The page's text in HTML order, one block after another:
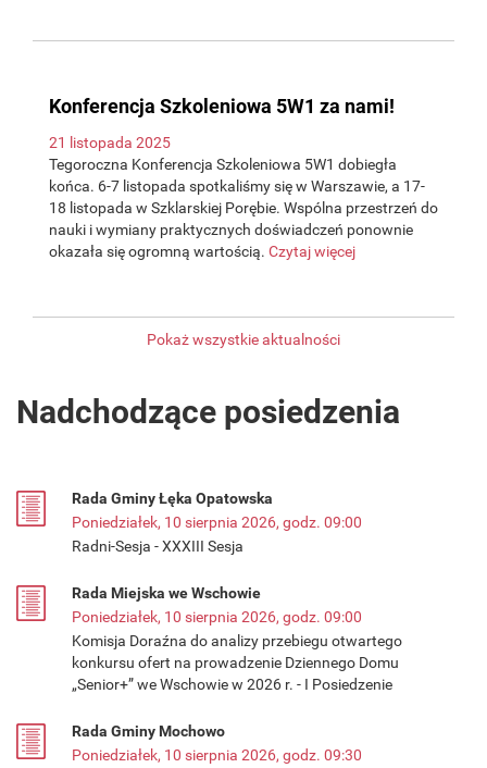
Konferencja Szkoleniowa 5W1 za nami!
21 listopada 2025
Tegoroczna Konferencja Szkoleniowa 5W1 dobiegła
końca. 6-7 listopada spotkaliśmy się w Warszawie, a 17-
18 listopada w Szklarskiej Porębie. Wspólna przestrzeń do
nauki i wymiany praktycznych doświadczeń ponownie
okazała się ogromną wartością. Czytaj więcej
Pokaż wszystkie aktualności
Nadchodzące posiedzenia
Rada Gminy Łęka Opatowska
Poniedziałek, 10 sierpnia 2026, godz. 09:00
Radni-Sesja - XXXIII Sesja
Rada Miejska we Wschowie
Poniedziałek, 10 sierpnia 2026, godz. 09:00
Komisja Doraźna do analizy przebiegu otwartego
konkursu ofert na prowadzenie Dziennego Domu
„Senior+” we Wschowie w 2026 r. - I Posiedzenie
Rada Gminy Mochowo
Poniedziałek, 10 sierpnia 2026, godz. 09:30